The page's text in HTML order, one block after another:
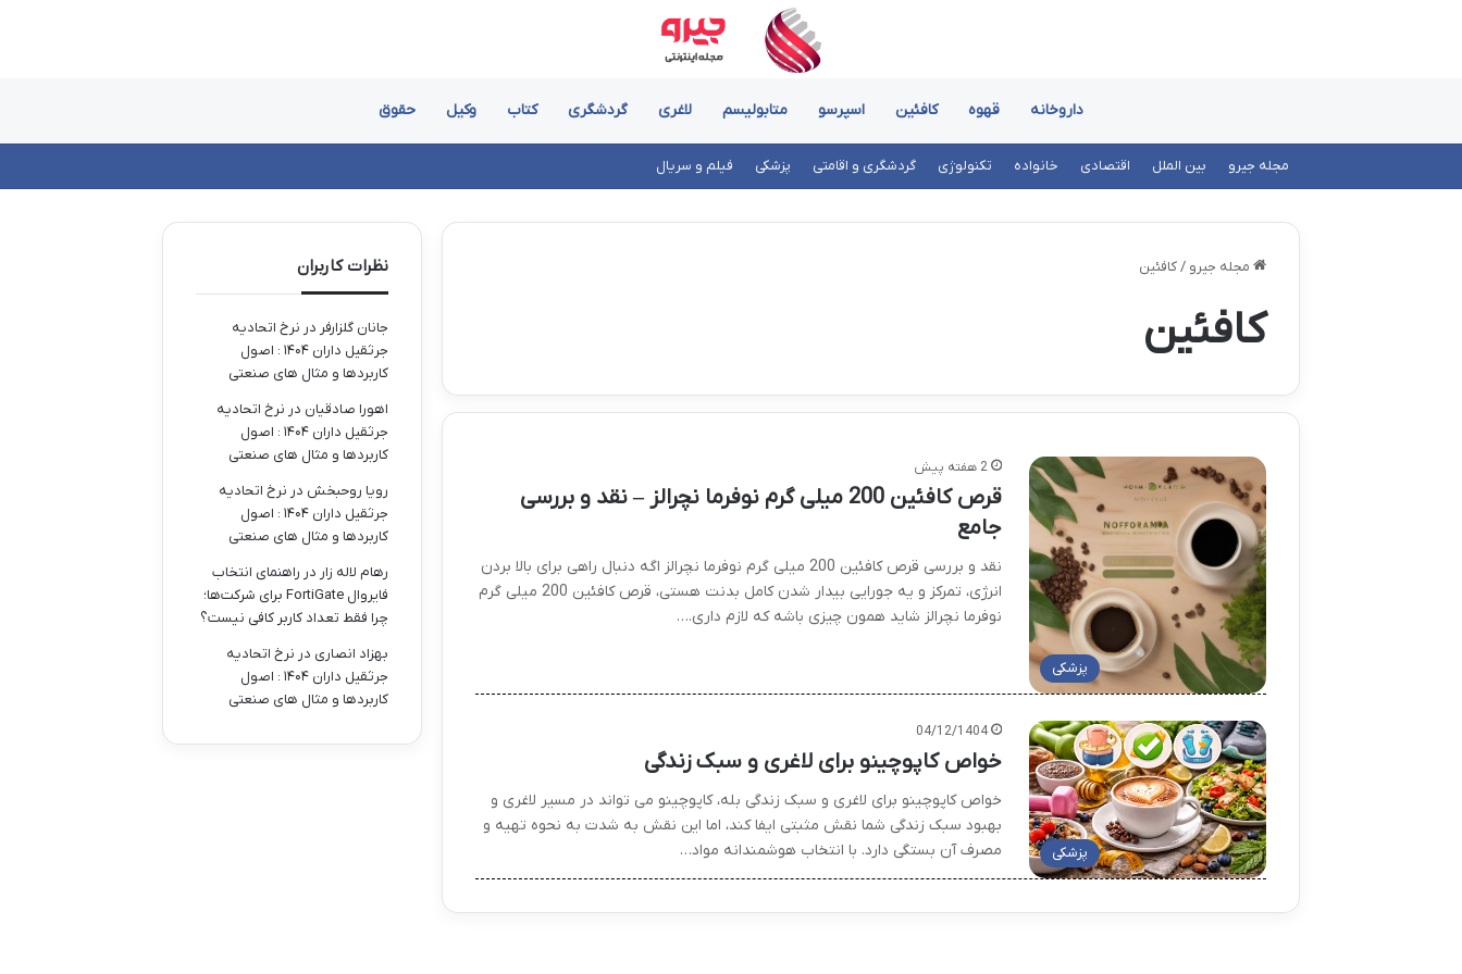
داروخانه قهوه کافئین اسپرسو متابولیسم لاغری گردشگری کتاب وکیل حقوق
مجله جیرو بین الملل اقتصادی خانواده تکنولوژی گردشگری و اقامتی پزشکی فیلم و سریال
مجله جیرو / کافئین
کافئین
پزشکی
2 هفته پیش
قرص کافئین 200 میلی گرم نوفرما نچرالز – نقد و بررسی
جامع
نقد و بررسی قرص کافئین 200 میلی گرم نوفرما نچرالز اگه دنبال راهی برای بالا بردن
انرژی، تمرکز و یه جورایی بیدار شدن کامل بدنت هستی، قرص کافئین 200 میلی گرم
نوفرما نچرالز شاید همون چیزی باشه که لازم داری.…
پزشکی
04/12/1404
خواص کاپوچینو برای لاغری و سبک زندگی
خواص کاپوچینو برای لاغری و سبک زندگی بله، کاپوچینو می تواند در مسیر لاغری و
بهبود سبک زندگی شما نقش مثبتی ایفا کند، اما این نقش به شدت به نحوه تهیه و
مصرف آن بستگی دارد. با انتخاب هوشمندانه مواد…
نظرات کاربران
جانان گلزارفر در نرخ اتحادیه
جرثقیل داران ۱۴۰۴ : اصول
کاربردها و مثال های صنعتی
اهورا صادقیان در نرخ اتحادیه
جرثقیل داران ۱۴۰۴ : اصول
کاربردها و مثال های صنعتی
رویا روحبخش در نرخ اتحادیه
جرثقیل داران ۱۴۰۴ : اصول
کاربردها و مثال های صنعتی
رهام لاله زار در راهنمای انتخاب
فایروال FortiGate برای شرکت‌ها؛
چرا فقط تعداد کاربر کافی نیست؟
بهزاد انصاری در نرخ اتحادیه
جرثقیل داران ۱۴۰۴ : اصول
کاربردها و مثال های صنعتی